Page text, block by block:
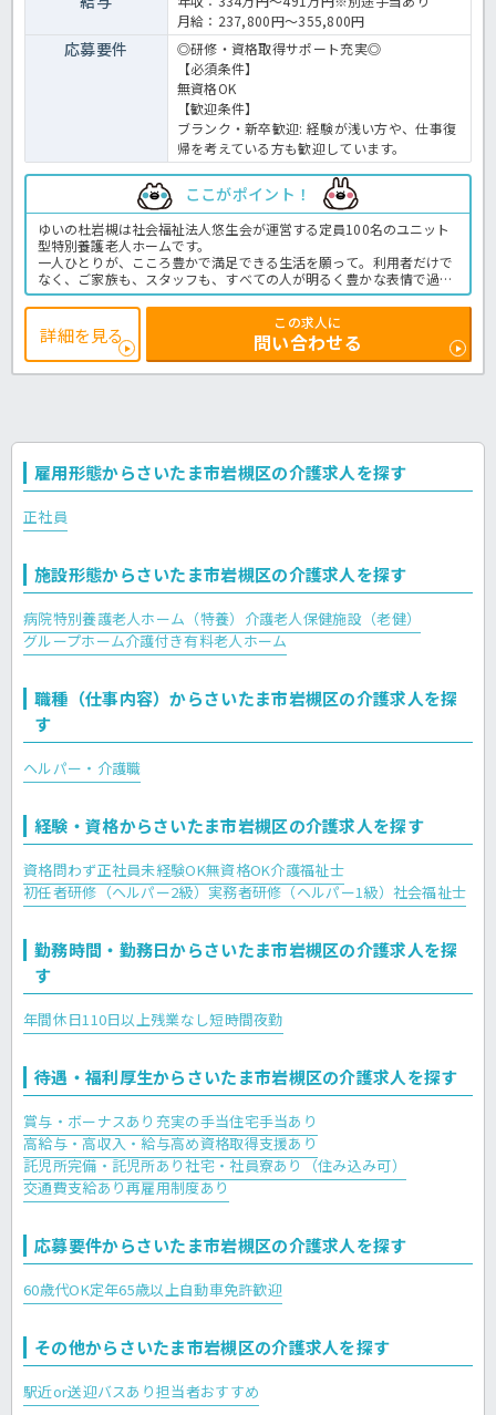
月給：237,800円～355,800円
応募要件
◎研修・資格取得サポート充実◎
【必須条件】
無資格OK
【歓迎条件】
ブランク・新卒歓迎: 経験が浅い方や、仕事復
帰を考えている方も歓迎しています。
ここがポイント！
ゆいの杜岩槻は社会福祉法人悠生会が運営する定員100名のユニット
型特別養護老人ホームです。
一人ひとりが、こころ豊かで満足できる生活を願って。利用者だけで
なく、ご家族も、スタッフも、すべての人が明るく豊かな表情で過ご
せることを目指しています。
資格や経験をお持ちの方はもちろん、介護の経験が全くない方のご応
募も歓迎しています。先輩職員が丁寧に指導してくれますのではじめ
ての介護のお仕事におススメですよ。
住宅手当や扶養手当など各種手当も充実♬入居可能な住宅も世帯用、
単身用ともにご用意がございます！敷金礼金や更新料の負担がゼロな
特養での介護業務全般です。＜介護職 正職員 特養の求人＞
詳細を見る
この求人に
問い合わせる
雇用形態からさいたま市岩槻区の介護求人を探す
正社員
施設形態からさいたま市岩槻区の介護求人を探す
病院特別養護老人ホーム（特養） 介護老人保健施設（老健）
グループホーム介護付き有料老人ホーム
職種（仕事内容）からさいたま市岩槻区の介護求人を探
す
ヘルパー・介護職
経験・資格からさいたま市岩槻区の介護求人を探す
資格問わず正社員未経験OK無資格OK介護福祉士
初任者研修（ヘルパー2級） 実務者研修（ヘルパー1級） 社会福祉士
勤務時間・勤務日からさいたま市岩槻区の介護求人を探
す
年間休日110日以上残業なし短時間夜勤
待遇・福利厚生からさいたま市岩槻区の介護求人を探す
賞与・ボーナスあり 充実の手当住宅手当あり
高給与・高収入・給与高め資格取得支援あり
託児所完備・託児所あり社宅・社員寮あり（住み込み可）
交通費支給あり再雇用制度あり
応募要件からさいたま市岩槻区の介護求人を探す
60歳代OK定年65歳以上自動車免許歓迎
その他からさいたま市岩槻区の介護求人を探す
駅近or送迎バスあり担当者おすすめ